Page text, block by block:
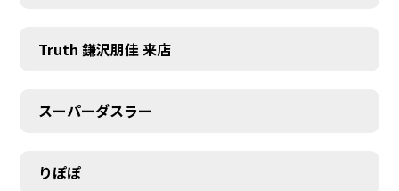
Truth 鎌沢朋佳 来店
スーパーダスラー
りぽぽ